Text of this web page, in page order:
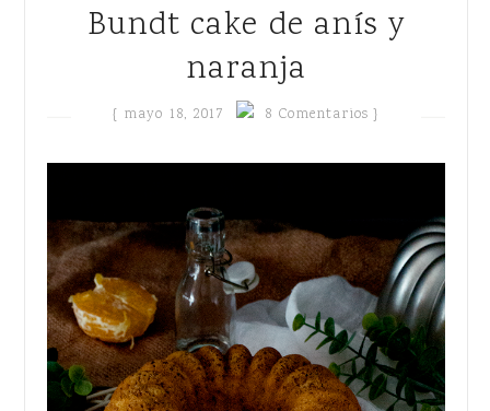
Bundt cake de anís y
naranja
{ mayo 18, 2017 8 Comentarios }